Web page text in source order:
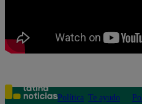
Política Te ayudo